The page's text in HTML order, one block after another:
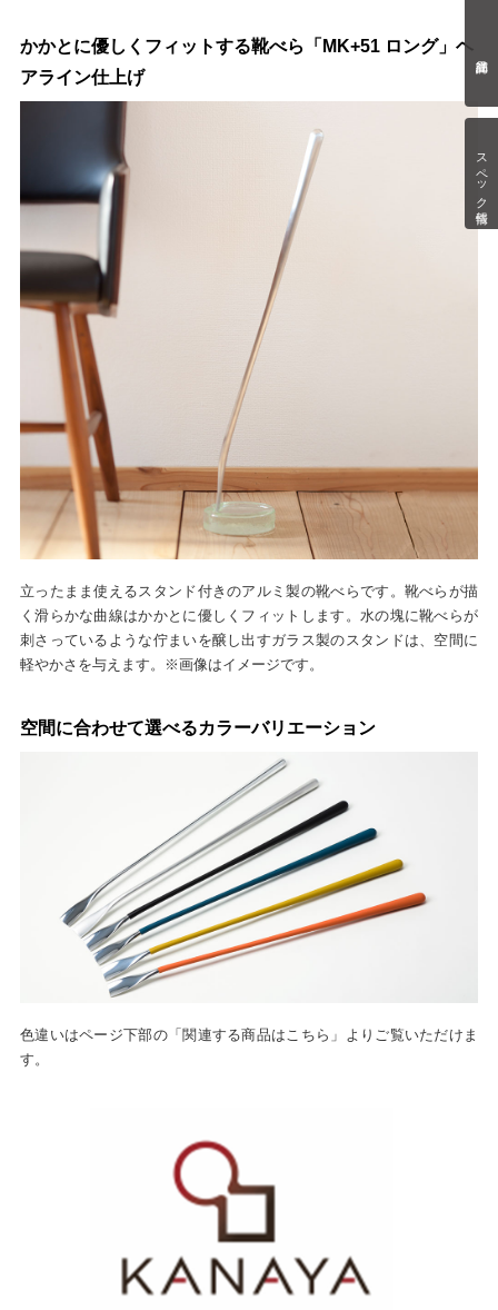
スペック情報
かかとに優しくフィットする靴べら「MK+51 ロング」ヘ
アライン仕上げ
立ったまま使えるスタンド付きのアルミ製の靴べらです。靴べらが描
く滑らかな曲線はかかとに優しくフィットします。水の塊に靴べらが
刺さっているような佇まいを醸し出すガラス製のスタンドは、空間に
軽やかさを与えます。※画像はイメージです。
空間に合わせて選べるカラーバリエーション
色違いはページ下部の「関連する商品はこちら」よりご覧いただけま
す。